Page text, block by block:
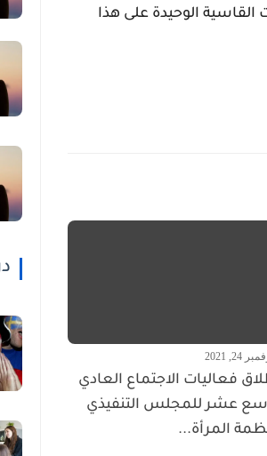
القاسية الوحيدة على هذا
24, 2021
فعاليات الاجتماع العادي
عشر للمجلس التنفيذي
المرأة...